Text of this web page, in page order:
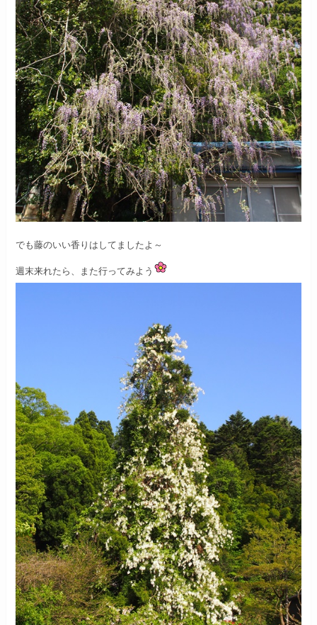
でも藤のいい香りはしてましたよ～
週末来れたら、また行ってみよう